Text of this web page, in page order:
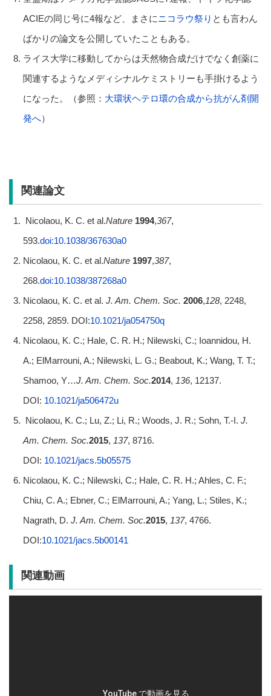
ACIEの同じ号に4報など、まさにニコラウ祭り とも言わん
ばかりの論文を公開していたこともある。
ライス大学に移動してからは天然物合成だけでなく創薬に
関連するようなメディシナルケミストリーも手掛けるよう
になった。（参照： 大環状ヘテロ環の合成から抗がん剤開
発へ）
関連論文
Nicolaou, K. C. et al.Nature 1994,367,
593.doi:10.1038/367630a0
Nicolaou, K. C. et al.Nature 1997,387,
268.doi:10.1038/387268a0
Nicolaou, K. C. et al. J. Am. Chem. Soc. 2006,128, 2248,
2258, 2859. DOI:10.1021/ja054750q
Nicolaou, K. C.; Hale, C. R. H.; Nilewski, C.; Ioannidou, H.
A.; ElMarrouni, A.; Nilewski, L. G.; Beabout, K.; Wang, T. T.;
Shamoo, Y…J. Am. Chem. Soc.2014, 136, 12137.
DOI: 10.1021/ja506472u
Nicolaou, K. C.; Lu, Z.; Li, R.; Woods, J. R.; Sohn, T.-I. J.
Am. Chem. Soc.2015, 137, 8716.
DOI: 10.1021/jacs.5b05575
Nicolaou, K. C.; Nilewski, C.; Hale, C. R. H.; Ahles, C. F.;
Chiu, C. A.; Ebner, C.; ElMarrouni, A.; Yang, L.; Stiles, K.;
Nagrath, D. J. Am. Chem. Soc.2015, 137, 4766.
DOI:10.1021/jacs.5b00141
関連動画